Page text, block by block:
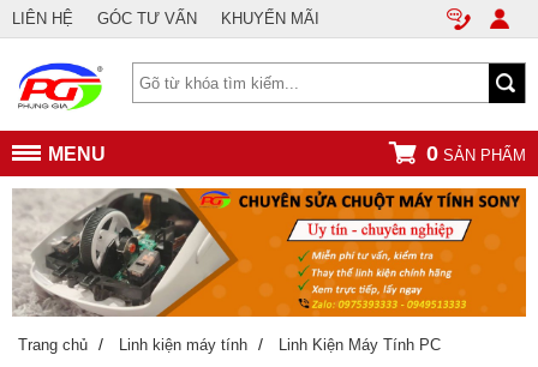
LIÊN HỆ GÓC TƯ VẤN KHUYẾN MÃI
MENU 0 SẢN PHẨM
Trang chủ / Linh kiện máy tính / Linh Kiện Máy Tính PC